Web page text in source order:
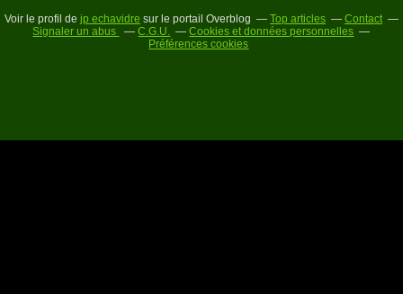
Voir le profil de jp echavidre sur le portail Overblog Top articles
Contact
Signaler un abus
C.G.U.
Cookies et données personnelles
Préférences cookies